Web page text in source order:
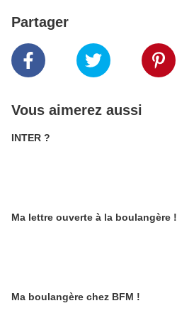
Partager
Vous aimerez aussi
INTER ?
Ma lettre ouverte à la boulangère !
Ma boulangère chez BFM !